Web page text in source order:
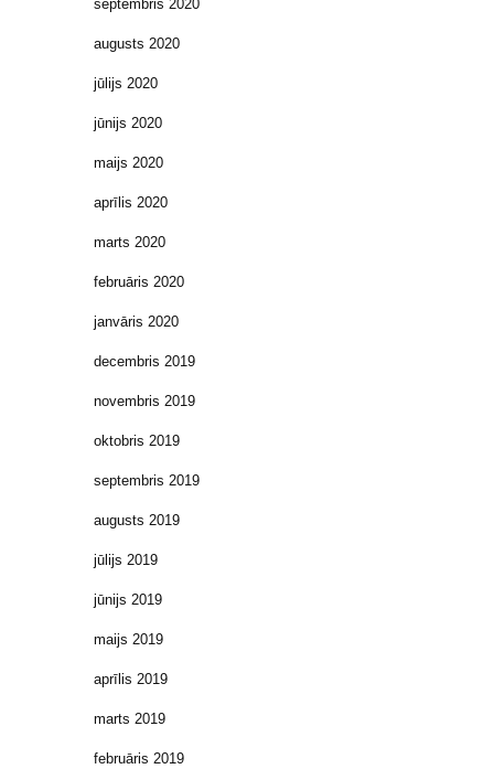
septembris 2020
augusts 2020
jūlijs 2020
jūnijs 2020
maijs 2020
aprīlis 2020
marts 2020
februāris 2020
janvāris 2020
decembris 2019
novembris 2019
oktobris 2019
septembris 2019
augusts 2019
jūlijs 2019
jūnijs 2019
maijs 2019
aprīlis 2019
marts 2019
februāris 2019